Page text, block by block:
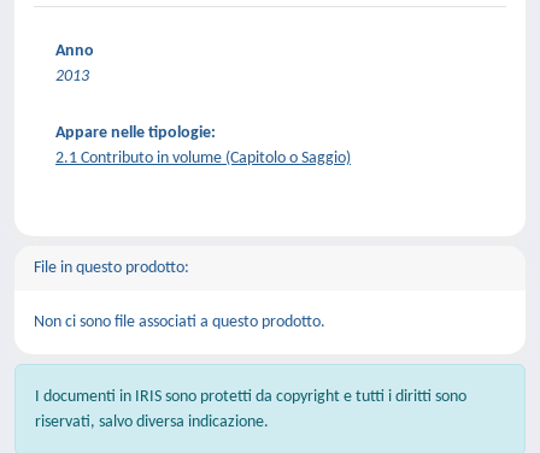
Anno
2013
Appare nelle tipologie:
2.1 Contributo in volume (Capitolo o Saggio)
File in questo prodotto:
Non ci sono file associati a questo prodotto.
I documenti in IRIS sono protetti da copyright e tutti i diritti sono
riservati, salvo diversa indicazione.